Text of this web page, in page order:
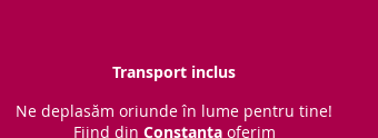
Transport inclus
Ne deplasăm oriunde în lume pentru tine!
Fiind din Constanța oferim